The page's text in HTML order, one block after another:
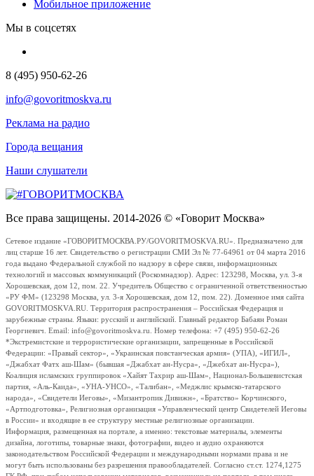
Мобильное приложение
Мы в соцсетях
8 (495) 950-62-26
info@govoritmoskva.ru
Реклама на радио
Города вещания
Наши слушатели
Все права защищены. 2014-2026 © «Говорит Москва»
Сетевое издание «ГОВОРИТМОСКВА.РУ/GOVORITMOSKVA.RU». Предназначено для
лиц старше 16 лет. Свидетельство о регистрации СМИ Эл № 77-64961 от 04 марта 2016
года выдано Федеральной службой по надзору в сфере связи, информационных
технологий и массовых коммуникаций (Роскомнадзор). Адрес: 123298, Москва, ул. 3-я
Хорошевская, дом 12, пом. 22. Учредитель Общество с ограниченной ответственностью
«РУ ФМ» (123298 Москва, ул. 3-я Хорошевская, дом 12, пом. 22). Доменное имя сайта
GOVORITMOSKVA.RU. Территория распространения – Российская Федерация и
зарубежные страны. Языки: русский и английский. Главный редактор Бабаян Роман
Георгиевич. Email: info@govoritmoskva.ru. Номер телефона: +7 (495) 950-62-26
*Экстремистские и террористические организации, запрещенные в Российской
Федерации: «Правый сектор», «Украинская повстанческая армия» (УПА), «ИГИЛ»,
«Джабхат Фатх аш-Шам» (бывшая «Джабхат ан-Нусра», «Джебхат ан-Нусра»),
Коалиция исламских группировок «Хайят Тахрир аш-Шам», Национал-Большевистская
партия, «Аль-Каида», «УНА-УНСО», «Талибан», «Меджлис крымско-татарского
народа», «Свидетели Иеговы», «Мизантропик Дивижн», «Братство» Корчинского,
«Артподготовка», Религиозная организация «Управленческий центр Свидетелей Иеговы
в России» и входящие в ее структуру местные религиозные организации.
Информация, размещенная на портале, а именно: текстовые материалы, элементы
дизайна, логотипы, товарные знаки, фотографии, видео и аудио охраняются
законодательством Российской Федерации и международными нормами права и не
могут быть использованы без разрешения правообладателей. Согласно ст.ст. 1274,1275